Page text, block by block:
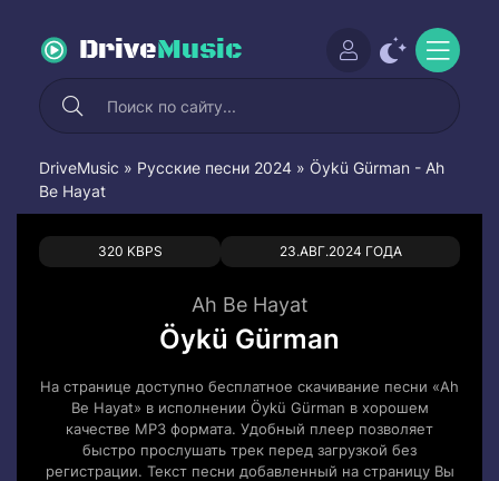
DriveMusic
DriveMusic » Русские песни 2024 » Öykü Gürman - Ah
Be Hayat
320 KBPS 23.АВГ.2024 ГОДА
0 0
Ah Be Hayat
Öykü Gürman
На странице доступно бесплатное скачивание песни «Ah
Be Hayat» в исполнении Öykü Gürman в хорошем
качестве MP3 формата. Удобный плеер позволяет
быстро прослушать трек перед загрузкой без
регистрации. Текст песни добавленный на страницу Вы